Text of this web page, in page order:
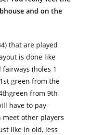
and on the
that are played
is done like
(holes 1
green from the
from 9th
have to pay
other players
like in old, less